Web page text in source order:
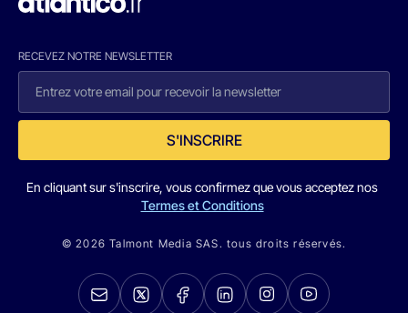
RECEVEZ NOTRE NEWSLETTER
S'INSCRIRE
En cliquant sur s'inscrire, vous confirmez que vous acceptez nos
Termes et Conditions
© 2026 Talmont Media SAS. tous droits réservés.